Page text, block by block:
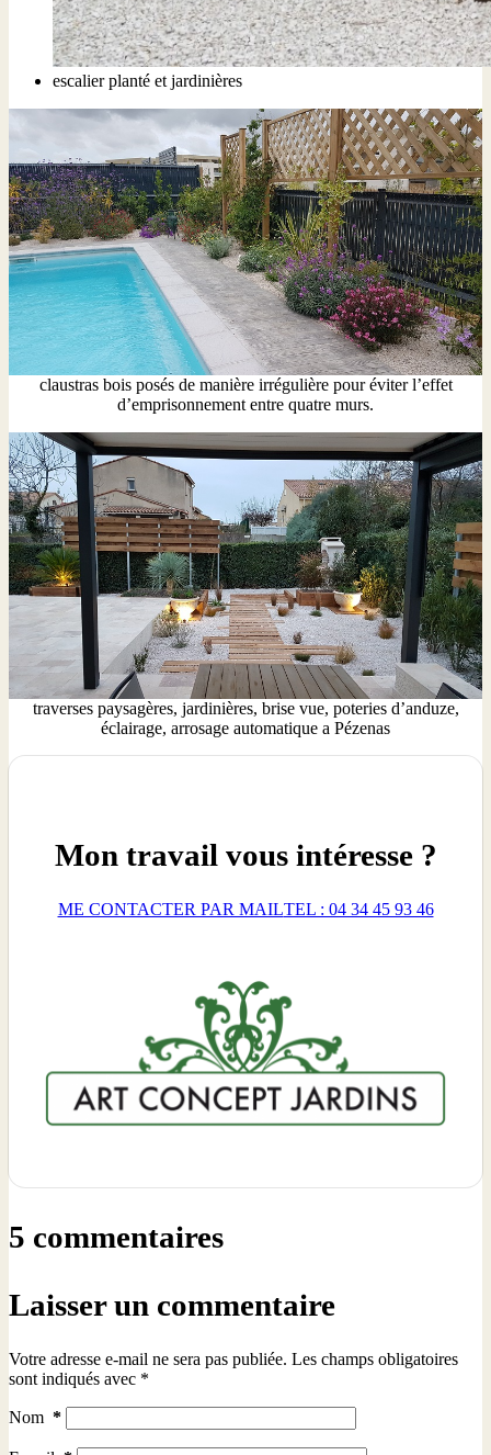
escalier planté et jardinières
claustras bois posés de manière irrégulière pour éviter l’effet
d’emprisonnement entre quatre murs.
traverses paysagères, jardinières, brise vue, poteries d’anduze,
éclairage, arrosage automatique a Pézenas
Mon travail vous intéresse ?
ME CONTACTER PAR MAILTEL : 04 34 45 93 46
5 commentaires
Laisser un commentaire
Votre adresse e-mail ne sera pas publiée. Les champs obligatoires
sont indiqués avec *
Nom *